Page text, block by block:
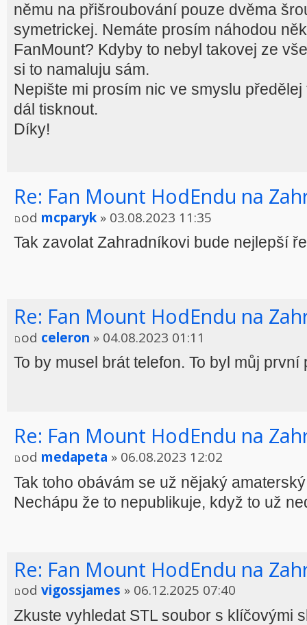
němu na přišroubování pouze dvěma
symetrickej. Nemáte prosím náhodou
FanMount? Kdyby to nebyl takovej ze
si to namaluju sám.
Nepište mi prosím nic ve smyslu
dál tisknout.
Díky!
Re: Fan Mount HodEndu na
od mcparyk » 03.08.2023 11:35
Tak zavolat Zahradníkovi bude nejlepší
Re: Fan Mount HodEndu na
od celeron » 04.08.2023 01:11
To by musel brát telefon. To byl můj první
Re: Fan Mount HodEndu na
od medapeta » 06.08.2023 12:02
Tak toho obávám se už nějaký
Nechápu že to nepublikuje, když to už
Re: Fan Mount HodEndu na
od vigossjames » 06.12.2025 07:40
Zkuste vyhledat STL soubor s klíčovými